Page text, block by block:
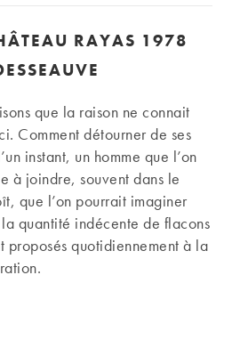
RAYAS 1978
que la raison ne connait
Comment détourner de ses
instant, un homme que l’on
à joindre, souvent dans le
que l’on pourrait imaginer
quantité indécente de flacons
proposés quotidiennement à la